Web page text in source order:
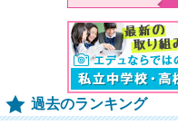
過去のランキング